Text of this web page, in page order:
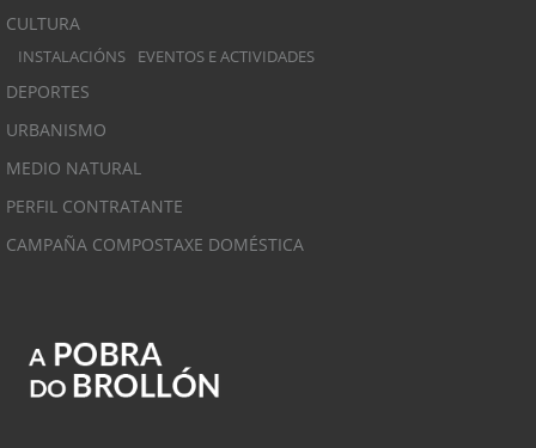
CULTURA
INSTALACIÓNS EVENTOS E ACTIVIDADES
DEPORTES
URBANISMO
MEDIO NATURAL
PERFIL CONTRATANTE
CAMPAÑA COMPOSTAXE DOMÉSTICA